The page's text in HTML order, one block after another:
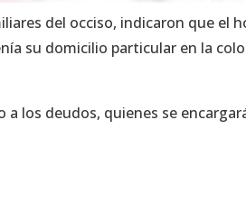
del occiso, indicaron que el
su domicilio particular en la
los deudos, quienes se